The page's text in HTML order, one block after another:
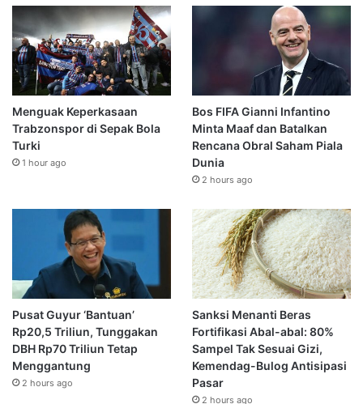
Menguak Keperkasaan
Trabzonspor di Sepak Bola
Turki
1 hour ago
Bos FIFA Gianni Infantino
Minta Maaf dan Batalkan
Rencana Obral Saham Piala
Dunia
2 hours ago
Pusat Guyur ‘Bantuan’
Rp20,5 Triliun, Tunggakan
DBH Rp70 Triliun Tetap
Menggantung
2 hours ago
Sanksi Menanti Beras
Fortifikasi Abal-abal: 80%
Sampel Tak Sesuai Gizi,
Kemendag-Bulog Antisipasi
Pasar
2 hours ago